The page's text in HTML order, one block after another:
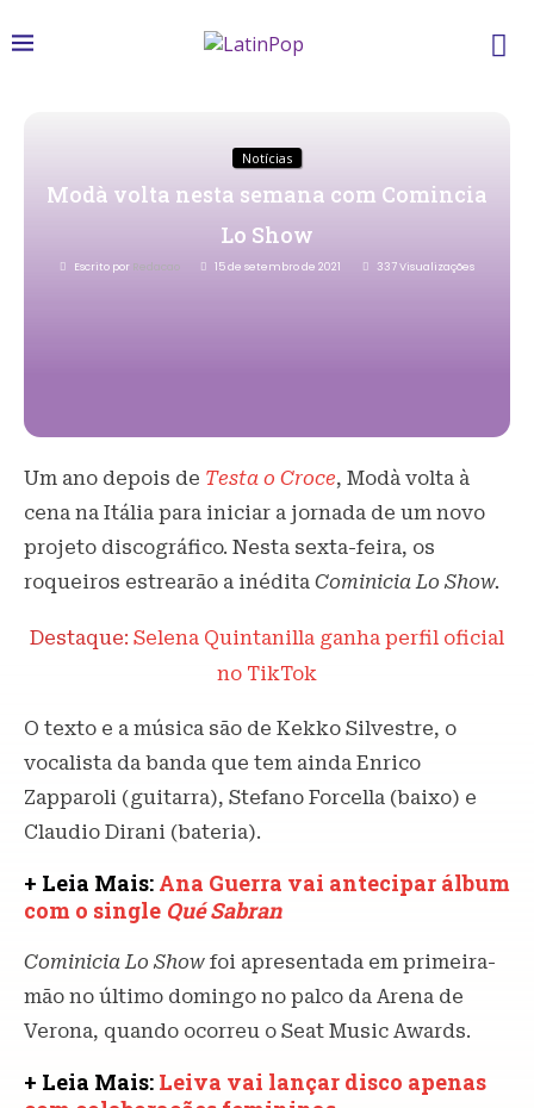
Notícias
Modà volta nesta semana com Comincia
Lo Show
Escrito por Redacao 15 de setembro de 2021 337Visualizações
Um ano depois de Testa o Croce, Modà volta à
cena na Itália para iniciar a jornada de um novo
projeto discográfico. Nesta sexta-feira, os
roqueiros estrearão a inédita Cominicia Lo Show.
Destaque: Selena Quintanilla ganha perfil oficial
no TikTok
O texto e a música são de Kekko Silvestre, o
vocalista da banda que tem ainda Enrico
Zapparoli (guitarra), Stefano Forcella (baixo) e
Claudio Dirani (bateria).
+ Leia Mais: Ana Guerra vai antecipar álbum
com o single Qué Sabran
Cominicia Lo Show foi apresentada em primeira-
mão no último domingo no palco da Arena de
Verona, quando ocorreu o Seat Music Awards.
+ Leia Mais: Leiva vai lançar disco apenas